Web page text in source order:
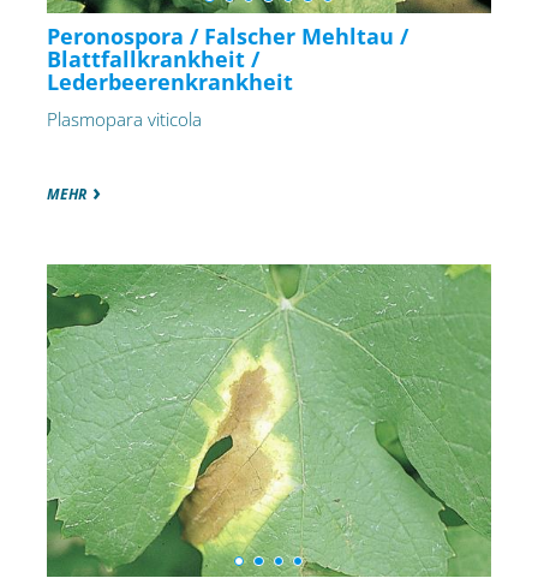
Peronospora / Falscher Mehltau /
Blattfallkrankheit /
Lederbeerenkrankheit
Plasmopara viticola
MEHR